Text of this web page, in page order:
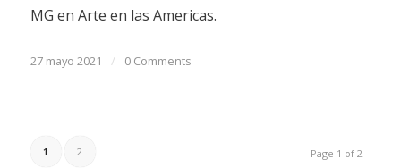
MG en Arte en las Americas.
27 mayo 2021 / 0 Comments
Page 1 of 2
1 2